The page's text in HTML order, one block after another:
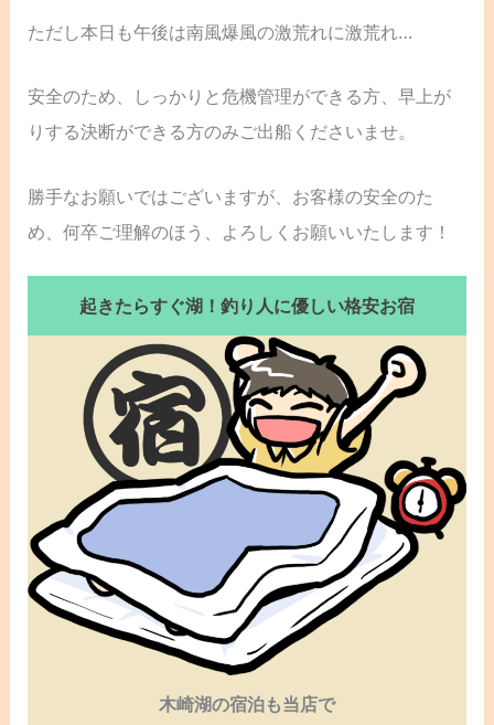
ただし本日も午後は南風爆風の激荒れに激荒れ…
安全のため、しっかりと危機管理ができる方、早上が
りする決断ができる方のみご出船くださいませ。
勝手なお願いではございますが、お客様の安全のた
め、何卒ご理解のほう、よろしくお願いいたします！
起きたらすぐ湖！釣り人に優しい格安お宿
木崎湖の宿泊も当店で